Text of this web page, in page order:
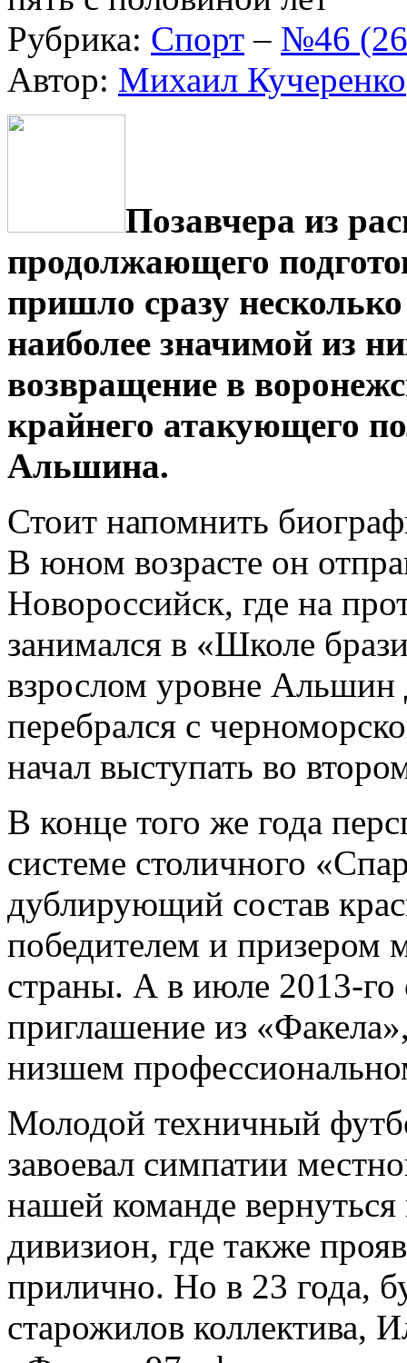
Рубрика: Спорт – №46
Автор: Михаил Кучеренко
Позавчера из
продолжающего
пришло сразу
наиболее значимой из
возвращение в
крайнего атакующего
Альшина.
Стоит напомнить
В юном возрасте он
Новороссийск, где на
занимался в «Школе
взрослом уровне Альшин
перебрался с
начал выступать во
В конце того же года
системе столичного
дублирующий состав
победителем и призером
страны. А в июле 2013-го
приглашение из
низшем
Молодой техничный
завоевал симпатии
нашей команде
дивизион, где также
прилично. Но в 23 года,
старожилов коллектива,